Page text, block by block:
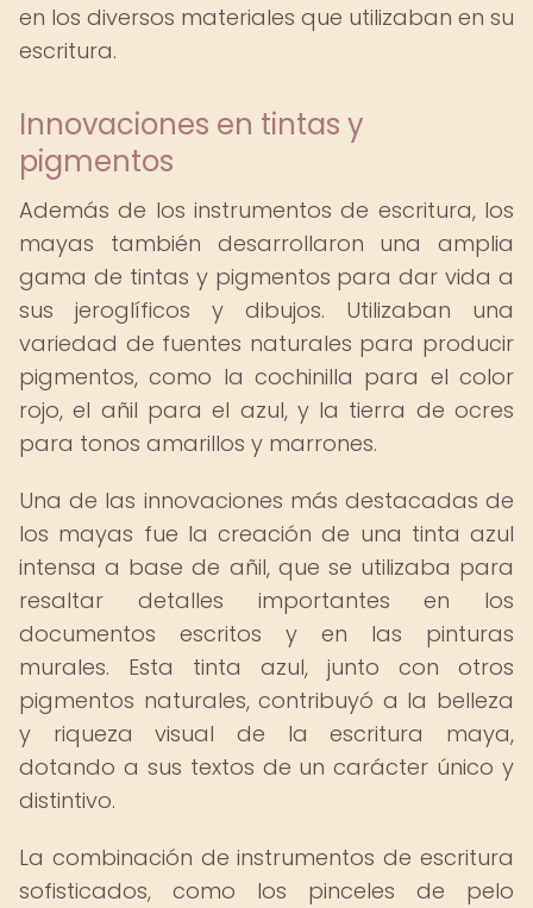
en los diversos materiales que utilizaban en su
escritura.
Innovaciones en tintas y
pigmentos
Además de los instrumentos de escritura, los
mayas también desarrollaron una amplia
gama de tintas y pigmentos para dar vida a
sus jeroglíficos y dibujos. Utilizaban una
variedad de fuentes naturales para producir
pigmentos, como la cochinilla para el color
rojo, el añil para el azul, y la tierra de ocres
para tonos amarillos y marrones.
Una de las innovaciones más destacadas de
los mayas fue la creación de una tinta azul
intensa a base de añil, que se utilizaba para
resaltar detalles importantes en los
documentos escritos y en las pinturas
murales. Esta tinta azul, junto con otros
pigmentos naturales, contribuyó a la belleza
y riqueza visual de la escritura maya,
dotando a sus textos de un carácter único y
distintivo.
La combinación de instrumentos de escritura
sofisticados, como los pinceles de pelo